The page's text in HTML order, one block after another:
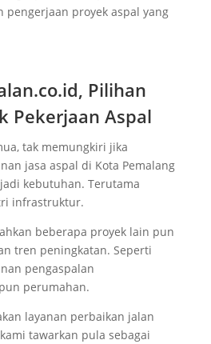
pengerjaan proyek aspal yang
Pilihan
Pekerjaan Aspal
tak memungkiri jika
jasa aspal di Kota Pemalang
kebutuhan. Terutama
infrastruktur.
beberapa proyek lain pun
tren peningkatan. Seperti
pengaspalan
perumahan.
layanan perbaikan jalan
tawarkan pula sebagai